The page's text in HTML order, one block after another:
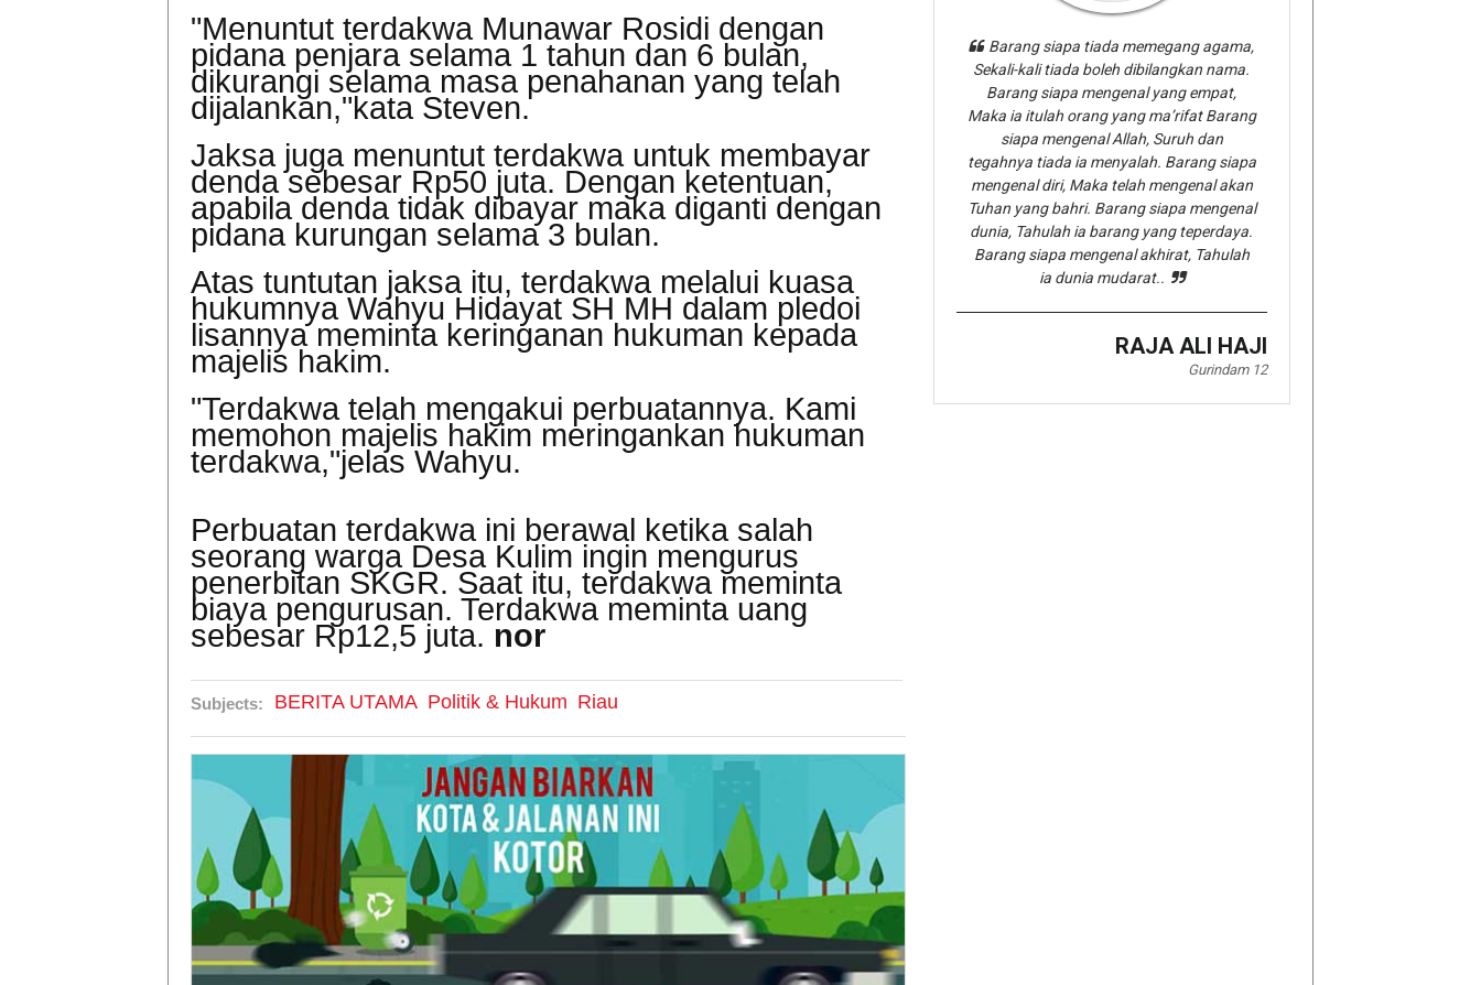
"Menuntut terdakwa Munawar Rosidi dengan
pidana penjara selama 1 tahun dan 6 bulan,
dikurangi selama masa penahanan yang telah
dijalankan,"kata Steven.
Jaksa juga menuntut terdakwa untuk membayar
denda sebesar Rp50 juta. Dengan ketentuan,
apabila denda tidak dibayar maka diganti dengan
pidana kurungan selama 3 bulan.
Atas tuntutan jaksa itu, terdakwa melalui kuasa
hukumnya Wahyu Hidayat SH MH dalam pledoi
lisannya meminta keringanan hukuman kepada
majelis hakim.
"Terdakwa telah mengakui perbuatannya. Kami
memohon majelis hakim meringankan hukuman
terdakwa,"jelas Wahyu.
Perbuatan terdakwa ini berawal ketika salah
seorang warga Desa Kulim ingin mengurus
penerbitan SKGR. Saat itu, terdakwa meminta
biaya pengurusan. Terdakwa meminta uang
sebesar Rp12,5 juta. nor
Subjects: BERITA UTAMA Politik & Hukum Riau
Barang siapa tiada memegang agama,
Sekali-kali tiada boleh dibilangkan nama.
Barang siapa mengenal yang empat,
Maka ia itulah orang yang ma’rifat Barang
siapa mengenal Allah, Suruh dan
tegahnya tiada ia menyalah. Barang siapa
mengenal diri, Maka telah mengenal akan
Tuhan yang bahri. Barang siapa mengenal
dunia, Tahulah ia barang yang teperdaya.
Barang siapa mengenal akhirat, Tahulah
ia dunia mudarat..
RAJA ALI HAJI
Gurindam 12